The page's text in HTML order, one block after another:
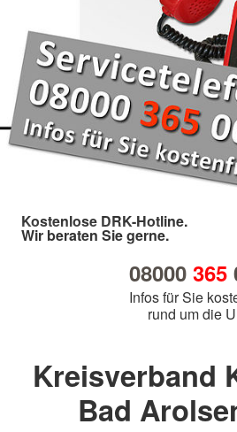
Kostenlose DRK-Hotline.
Wir beraten Sie gerne.
08000 365
Infos für Sie
rund um die
Kreisverband
Bad